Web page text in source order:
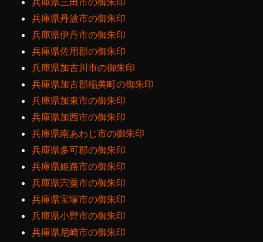
兵庫県丹波市の御朱印
兵庫県伊丹市の御朱印
兵庫県佐用郡の御朱印
兵庫県加古川市の御朱印
兵庫県加古郡稲美町の御朱印
兵庫県加東市の御朱印
兵庫県加西市の御朱印
兵庫県南あわじ市の御朱印
兵庫県多可郡の御朱印
兵庫県姫路市の御朱印
兵庫県宍粟市の御朱印
兵庫県宝塚市の御朱印
兵庫県小野市の御朱印
兵庫県尼崎市の御朱印